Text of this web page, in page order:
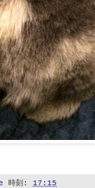
時刻: 17:15